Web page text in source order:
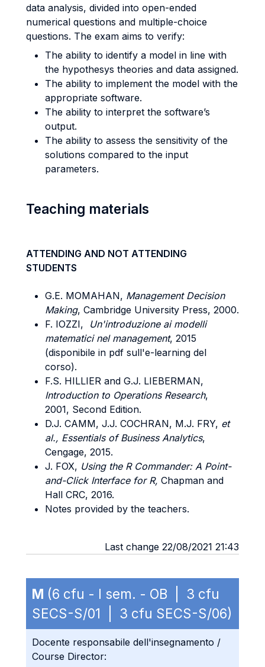
data analysis, divided into open-ended
numerical questions and multiple-choice
questions. The exam aims to verify:
The ability to identify a model in line with
the hypothesys theories and data assigned.
The ability to implement the model with the
appropriate software.
The ability to interpret the software’s
output.
The ability to assess the sensitivity of the
solutions compared to the input
parameters.
Teaching materials
ATTENDING AND NOT ATTENDING
STUDENTS
G.E. MOMAHAN, Management Decision
Making, Cambridge University Press, 2000.
F. IOZZI, Un'introduzione ai modelli
matematici nel management, 2015
(disponibile in pdf sull'e-learning del
corso).
F.S. HILLIER and G.J. LIEBERMAN,
Introduction to Operations Research,
2001, Second Edition.
D.J. CAMM, J.J. COCHRAN, M.J. FRY, et
al., Essentials of Business Analytics,
Cengage, 2015.
J. FOX, Using the R Commander: A Point-
and-Click Interface for R, Chapman and
Hall CRC, 2016.
Notes provided by the teachers.
Last change 22/08/2021 21:43
M (6 cfu - I sem. - OB | 3 cfu
SECS-S/01 | 3 cfu SECS-S/06)
Docente responsabile dell'insegnamento /
Course Director: